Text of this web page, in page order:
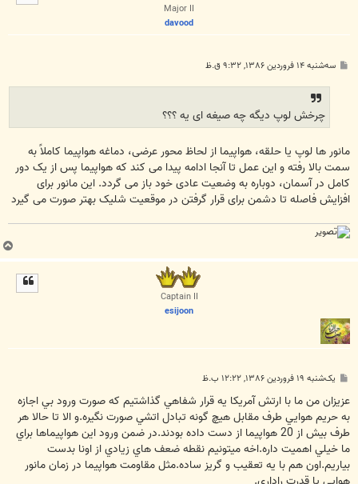
Major II
davood
سه‌شنبه ۱۴ فروردین ۱۳۸۶, ۹:۳۲ ق.ظ
چرخش لوپ دیگه چه صیغه ای یه ؟؟؟
مانور ها لوپ یا حلقه، هواپیما از لحاظ محور عرضی، دماغه هواپیما کاملاً به
سمت بالا رفته و این عمل تا آنجا ادامه پیدا می کند که هواپیما پس از یک دور
کامل در آسمان، دوباره به وضعیت عادی خود باز می گردد. این مانور برای
افزایش فاصله تا دشمن برای قرار گرفتن در موقعیت شلیک بهتر صورت می گیرد
Captain II
esijoon
ت
یک‌شنبه ۱۹ فروردین ۱۳۸۶, ۱۲:۲۲ ب.ظ
عزيزان من ما با ارتش آمريكا يه قرار شفاهي گذاشتيم كه صورت ورود بي اجازه
به حريم هوايي طرف مقابل هيچ گونه تبادل اتشي صورت نگيره.و الا تا حالا هر
طرف بيش از 20 هواپيما از دست داده بودند.در ضمن ورود اين هواپيماها براي
ما خيلي اهميت داره.اخه ميتونيم نقطه ضعف هاي زيادي از اونا بدست
بياريم.اون هم با يه تعقيب و گريز ساده.مثل مقاومت هواپيما در زمان مانور